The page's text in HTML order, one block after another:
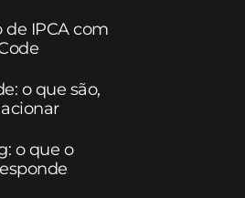
IPCA com
o que são,
o que o